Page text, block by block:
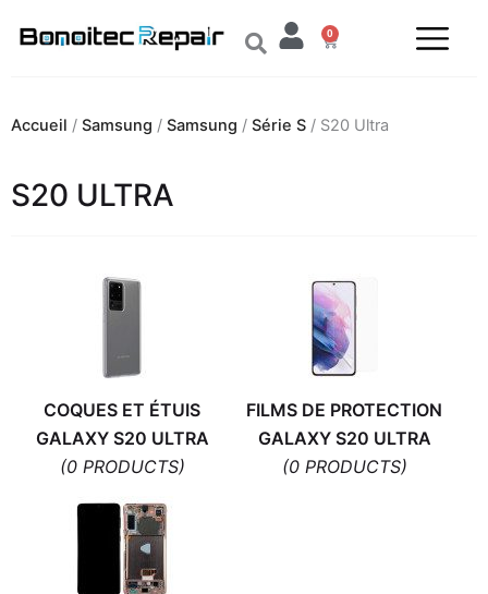
0
Panier
Accueil / Samsung / Samsung / Série S / S20 Ultra
S20 ULTRA
COQUES ET ÉTUIS
GALAXY S20 ULTRA
(0 PRODUCTS)
FILMS DE PROTECTION
GALAXY S20 ULTRA
(0 PRODUCTS)